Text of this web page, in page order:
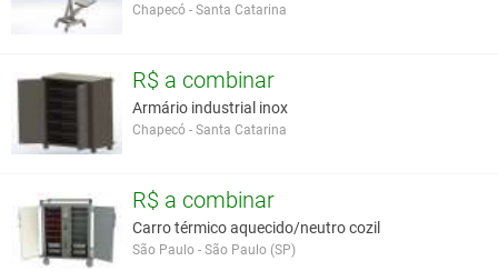
Chapecó - Santa Catarina
R$ a combinar
Armário industrial inox
Chapecó - Santa Catarina
R$ a combinar
Carro térmico aquecido/neutro cozil
São Paulo - São Paulo (SP)